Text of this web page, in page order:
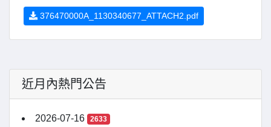
376470000A_1130340677_ATTACH2.pdf
近月內熱門公告
2026-07-16 2633